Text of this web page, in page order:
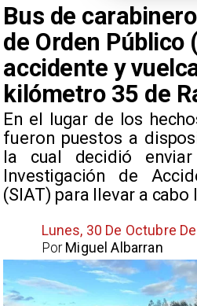
Bus de
de Orden Público
accidente y
kilómetro 35 de
​​En el lugar de los
fueron puestos a
la cual decidió
Investigación de
(SIAT) para llevar a
Lunes, 30 De Octubre
Miguel Albarran
Por